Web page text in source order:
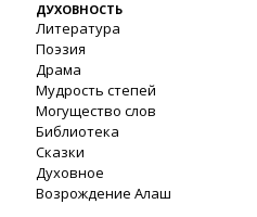
ДУХОВНОСТЬ
Литература
Поэзия
Драма
Мудрость степей
Могущество слов
Библиотека
Сказки
Духовное
Возрождение Алаш